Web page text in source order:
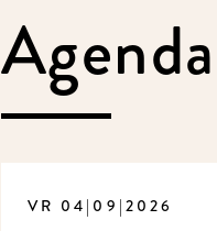
Agenda
VR 04|09|2026